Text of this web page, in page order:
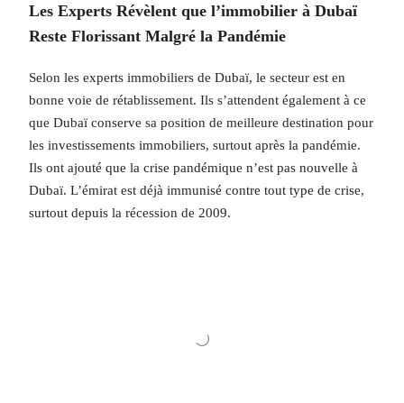
Les Experts Révèlent que l’immobilier à Dubaï
Reste Florissant Malgré la Pandémie
Selon les experts immobiliers de Dubaï, le secteur est en
bonne voie de rétablissement. Ils s’attendent également à ce
que Dubaï conserve sa position de meilleure destination pour
les investissements immobiliers, surtout après la pandémie.
Ils ont ajouté que la crise pandémique n’est pas nouvelle à
Dubaï. L’émirat est déjà immunisé contre tout type de crise,
surtout depuis la récession de 2009.